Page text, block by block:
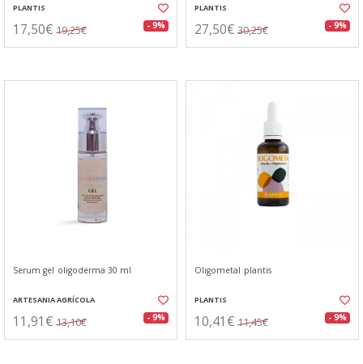
PLANTIS
17,50€ 19,25€ - 9%
PLANTIS
27,50€ 30,25€ - 9%
Serum gel oligoderma 30 ml
ARTESANIA AGRÍCOLA
11,91€ 13,10€ - 9%
Oligometal plantis
PLANTIS
10,41€ 11,45€ - 9%